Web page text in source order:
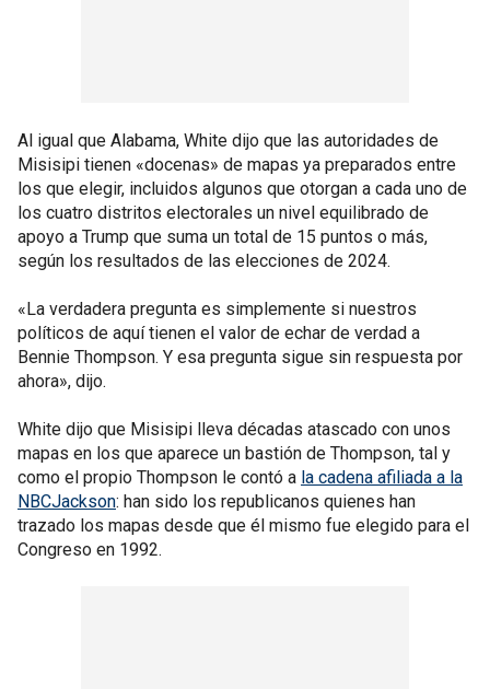
Al igual que Alabama, White dijo que las autoridades de
Misisipi tienen «docenas» de mapas ya preparados entre
los que elegir, incluidos algunos que otorgan a cada uno de
los cuatro distritos electorales un nivel equilibrado de
apoyo a Trump que suma un total de 15 puntos o más,
según los resultados de las elecciones de 2024.
«La verdadera pregunta es simplemente si nuestros
políticos de aquí tienen el valor de echar de verdad a
Bennie Thompson. Y esa pregunta sigue sin respuesta por
ahora», dijo.
White dijo que Misisipi lleva décadas atascado con unos
mapas en los que aparece un bastión de Thompson, tal y
como el propio Thompson le contó a la cadena afiliada a la
NBCJackson: han sido los republicanos quienes han
trazado los mapas desde que él mismo fue elegido para el
Congreso en 1992.